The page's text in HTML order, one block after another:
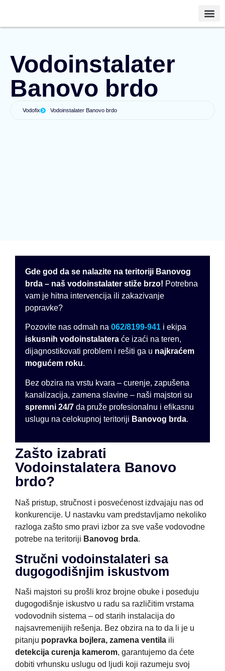
Vodofix Vodoinstalater Banovo brdo
Vodoinstalater
Banovo brdo
Gde god da se nalazite na teritoriji Banovog
brda – naš vodoinstalater stiže brzo! Potrebna
vam je hitna intervencija ili zakazivanje
popravke?
Pozovite nas odmah na 062/8199-941 i ekipa
iskusnih vodoinstalatera će izaći na teren,
dijagnostikovati problem i rešiti ga u najkraćem
mogućem roku.
Bez obzira na vrstu kvara – curenje, zapušena
kanalizacija, zamena slavine – naši majstori su
spremni 24/7 da pruže profesionalnu i efikasnu
uslugu na celokupnoj teritoriji Banovog brda.
Zašto izabrati
Vodoinstalatera Banovo
brdo?
Naš pristup, stručnost i posvećenost izdvajaju nas od
konkurencije. U nastavku vam predstavljamo nekoliko
razloga zašto smo pravi izbor za sve vaše vodovodne
potrebe na teritoriji Banovog brda.
Stručni vodoinstalateri sa
dugogodišnjim iskustvom
Naši majstori su prošli kroz brojne obuke i poseduju
dugogodišnje iskustvo u radu sa različitim vrstama
vodovodnih sistema – od starih instalacija do
najsavremenijih rešenja. Bez obzira na to da li je u
pitanju popravka bojlera, zamena ventila ili
detekcija curenja kamerom, garantujemo da ćete
dobiti vrhunsku uslugu od ljudi koji razumeju svoj